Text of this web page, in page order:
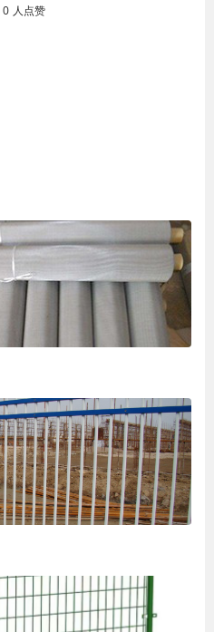
0 人点赞